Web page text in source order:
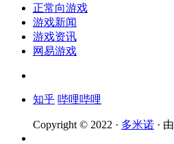
正常向游戏
游戏新闻
游戏资讯
网易游戏
知乎 哔哩哔哩
Copyright © 2022 · 多米诺 · 由